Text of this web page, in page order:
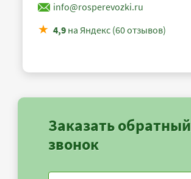
info@rosperevozki.ru
4,9на Яндекс (60 отзывов)
Заказать обратный
звонок